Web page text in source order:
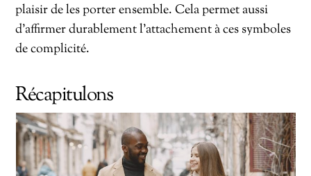
plaisir de les porter ensemble. Cela permet aussi
d’affirmer durablement l’attachement à ces symboles
de complicité.
Récapitulons